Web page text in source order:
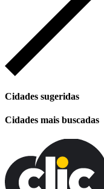
Cidades sugeridas
Cidades mais buscadas